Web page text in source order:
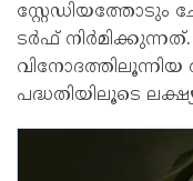
സ്റ്റേഡിയത്തോടും
ടർഫ്
പദ്ധതിയിലൂടെ